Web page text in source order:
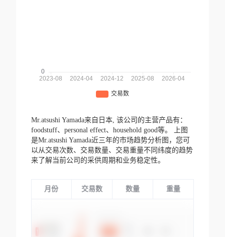
Mr.atsushi Yamada来自日本, 该公司的主营产品有：
foodstuff、personal effect、household good等。
上图
是Mr.atsushi Yamada近三年的市场趋势分析图，您可
以从交易次数、交易数量、交易重量不同纬度的趋势
来了解当前公司的采供周期和业务稳定性。
月份 交易数 数量 重量